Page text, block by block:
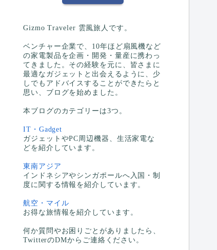
Gizmo Traveler 雲風旅人です。
ベンチャー企業で、10年ほど扇風機など
の家電製品を企画・開発・量産に携わっ
てきました。その経験を元に、皆さまに
最適なガジェットと出会えるように、少
しでもアドバイスすることができたらと
思い、ブログを始めました。
本ブログのカテゴリーは3つ。
IT・Gadget
ガジェットやPC周辺機器、生活家電な
どを紹介しています。
東南アジア
インドネシアやシンガポールへ入国・制
度に関する情報を紹介しています。
航空・マイル
お得な旅情報を紹介しています。
何か質問やお困りごとがありましたら、
TwitterのDMからご連絡ください。